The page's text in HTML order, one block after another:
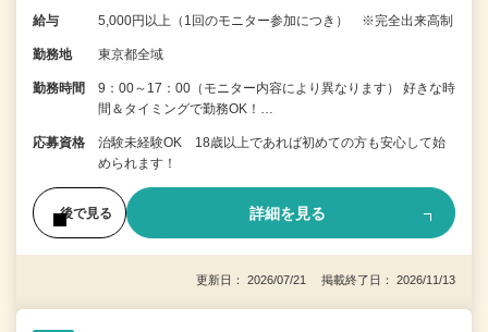
給与 5,000円以上（1回のモニター参加につき） ※完全出来高制
勤務地 東京都全域
勤務時間
9：00～17：00（モニター内容により異なります） 好きな時
間＆タイミングで勤務OK！…
応募資格
治験未経験OK 18歳以上であれば初めての方も安心して始
められます！
後で見る 詳細を見る
更新日： 2026/07/21 掲載終了日： 2026/11/13